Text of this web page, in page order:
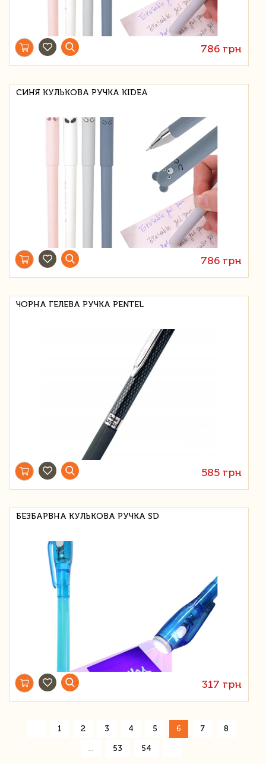
786 грн
СИНЯ КУЛЬКОВА РУЧКА KIDEA
786 грн
ЧОРНА ГЕЛЕВА РУЧКА PENTEL
585 грн
БЕЗБАРВНА КУЛЬКОВА РУЧКА SD
317 грн
1 2 3 4 5 6 7 8
53 54